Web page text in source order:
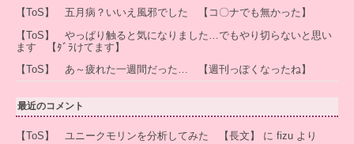
【ToS】 五月病？いいえ風邪でした 【コ〇ナでも無かった】
【ToS】 やっぱり触ると気になりました…でもやり切らないと思い
ます 【ﾀﾞﾗけてます】
【ToS】 あ～疲れた一週間だった… 【週刊っぽくなったね】
最近のコメント
【ToS】 ユニークモリンを分析してみた 【長文】 に fizu より